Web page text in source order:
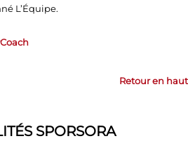
L’Équipe.
Retour en haut
SPORSORA